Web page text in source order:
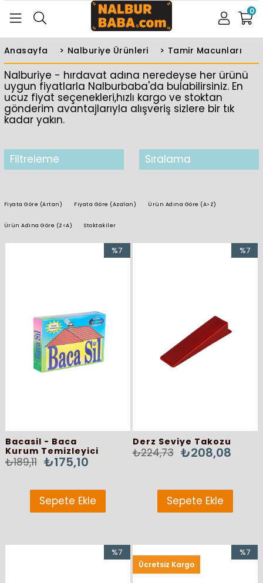
0
Anasayfa > Nalburiye Ürünleri > Tamir Macunları
Nalburiye - hırdavat adına neredeyse her ürünü
uygun fiyatlarla Nalburbaba'da bulabilirsiniz. En
ucuz fiyat seçenekleri,hızlı kargo ve stoktan
gönderim avantajlarıyla alışveriş sizlere bir tık
kadar yakın.
Filtreleme Sıralama
Fiyata Göre (Artan) Fiyata Göre (Azalan) Ürün Adına Göre (A>Z)
Ürün Adına Göre (Z<A) Stoktakiler
Bacasil - Baca
Kurum Temizleyici
₺175,10
₺189,11
Sepete Ekle
%7
Derz Seviye Takozu
₺208,08
₺224,73
Sepete Ekle
%7
%7
%7
Ücretsiz Kargo